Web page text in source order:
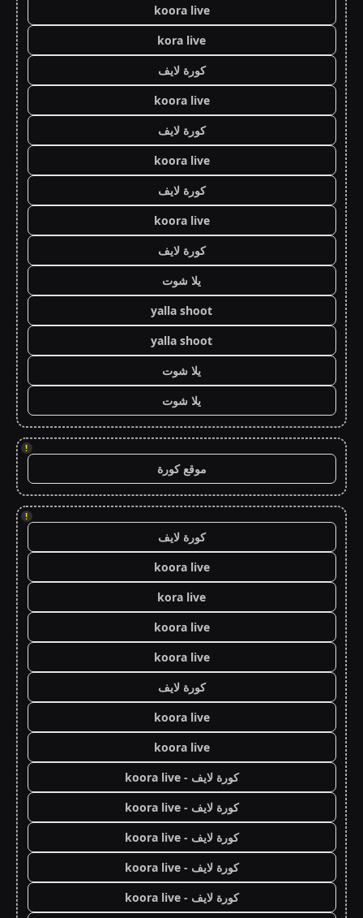
koora live
kora live
كورة لايف
koora live
كورة لايف
koora live
كورة لايف
koora live
كورة لايف
يلا شوت
yalla shoot
yalla shoot
يلا شوت
يلا شوت
!
موقع كورة
!
كورة لايف
koora live
kora live
koora live
koora live
كورة لايف
koora live
koora live
كورة لايف - koora live
كورة لايف - koora live
كورة لايف - koora live
كورة لايف - koora live
كورة لايف - koora live